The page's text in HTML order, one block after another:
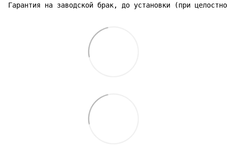
Гарантия на заводской брак, до установки (при